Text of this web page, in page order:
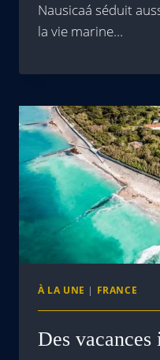
Nausicaá séduit
la vie marine…
À LA UNE | FRANCE
Des